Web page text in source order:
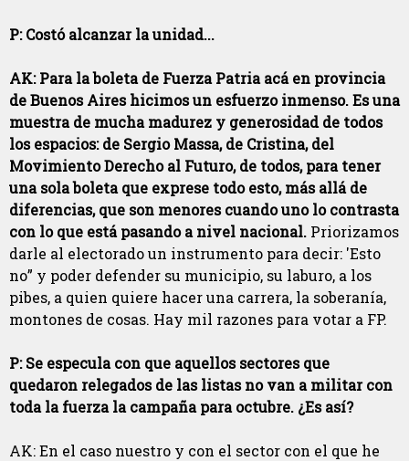
P: Costó alcanzar la unidad...
AK: Para la boleta de Fuerza Patria acá en provincia
de Buenos Aires hicimos un esfuerzo inmenso. Es una
muestra de mucha madurez y generosidad de todos
los espacios: de Sergio Massa, de Cristina, del
Movimiento Derecho al Futuro, de todos, para tener
una sola boleta que exprese todo esto, más allá de
diferencias, que son menores cuando uno lo contrasta
con lo que está pasando a nivel nacional. Priorizamos
darle al electorado un instrumento para decir: 'Esto
no” y poder defender su municipio, su laburo, a los
pibes, a quien quiere hacer una carrera, la soberanía,
montones de cosas. Hay mil razones para votar a FP.
P: Se especula con que aquellos sectores que
quedaron relegados de las listas no van a militar con
toda la fuerza la campaña para octubre. ¿Es así?
AK: En el caso nuestro y con el sector con el que he